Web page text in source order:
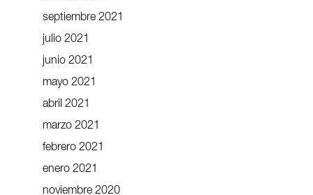
septiembre 2021
julio 2021
junio 2021
mayo 2021
abril 2021
marzo 2021
febrero 2021
enero 2021
noviembre 2020